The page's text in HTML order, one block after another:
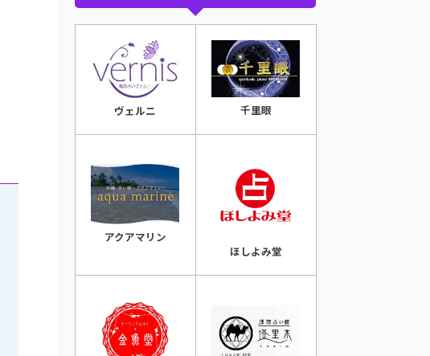
ヴェルニ 千里眼
アクアマリン
ほしよみ堂